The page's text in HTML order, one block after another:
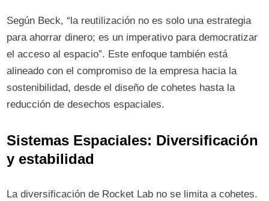
Según Beck, “la reutilización no es solo una estrategia
para ahorrar dinero; es un imperativo para democratizar
el acceso al espacio”. Este enfoque también está
alineado con el compromiso de la empresa hacia la
sostenibilidad, desde el diseño de cohetes hasta la
reducción de desechos espaciales.
Sistemas Espaciales: Diversificación
y estabilidad
La diversificación de Rocket Lab no se limita a cohetes.